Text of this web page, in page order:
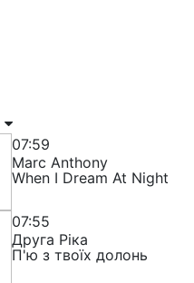
07:59
Marc Anthony
When I Dream At Night
07:55
Друга Рiка
П'ю з твоїх долонь